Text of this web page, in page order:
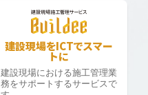
建設現場をICTでスマー
トに
建設現場における施工管理業
務をサポートするサービスで